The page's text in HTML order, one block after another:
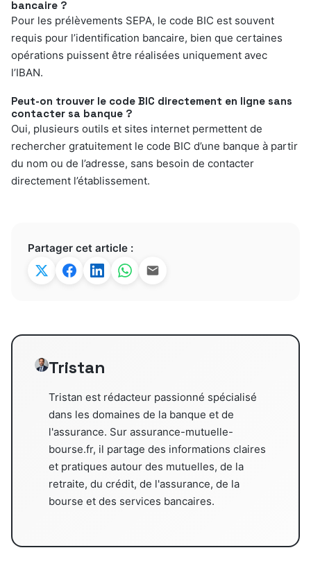
bancaire ?
Pour les prélèvements SEPA, le code BIC est souvent
requis pour l’identification bancaire, bien que certaines
opérations puissent être réalisées uniquement avec
l’IBAN.
Peut-on trouver le code BIC directement en ligne sans
contacter sa banque ?
Oui, plusieurs outils et sites internet permettent de
rechercher gratuitement le code BIC d’une banque à partir
du nom ou de l’adresse, sans besoin de contacter
directement l’établissement.
Partager cet article :
Tristan
Tristan est rédacteur passionné spécialisé
dans les domaines de la banque et de
l'assurance. Sur assurance-mutuelle-
bourse.fr, il partage des informations claires
et pratiques autour des mutuelles, de la
retraite, du crédit, de l'assurance, de la
bourse et des services bancaires.